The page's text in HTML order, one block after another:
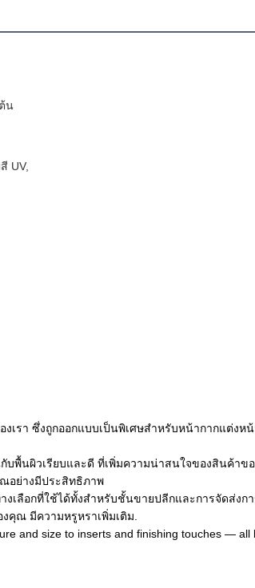
น
UV,
า ซึ่งถูกออกแบบเป็นพิเศษสําหรับหน้ากากแต่งห
พื้นผิวเรียบและดี ที่เพิ่มความน่าสนใจของสินค้า
อย่างมีประสิทธิภาพ
เลือกที่ใช้ได้ทั้งสําหรับชั้นขายปลีกและการจัดส่งก
คุณ มีความหรูหราเพิ่มเติม.
and size to inserts and finishing touches — all